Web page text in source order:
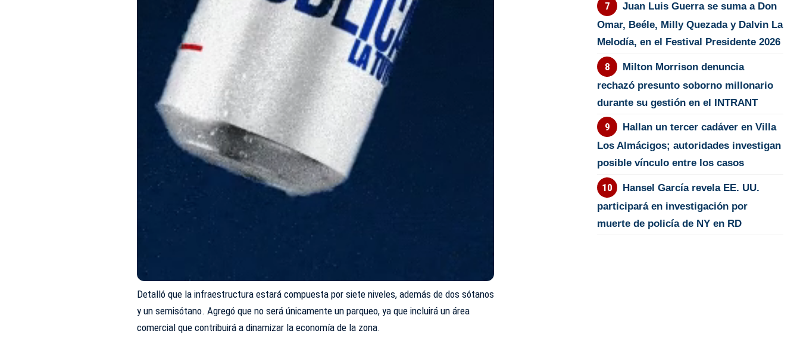
Detalló que la infraestructura estará compuesta por siete niveles, además de dos sótanos
y un semisótano. Agregó que no será únicamente un parqueo, ya que incluirá un área
comercial que contribuirá a dinamizar la economía de la zona.
Juan Luis Guerra se suma a Don
Omar, Beéle, Milly Quezada y Dalvin La
Melodía, en el Festival Presidente 2026
Milton Morrison denuncia
rechazó presunto soborno millonario
durante su gestión en el INTRANT
Hallan un tercer cadáver en Villa
Los Almácigos; autoridades investigan
posible vínculo entre los casos
Hansel García revela EE. UU.
participará en investigación por
muerte de policía de NY en RD